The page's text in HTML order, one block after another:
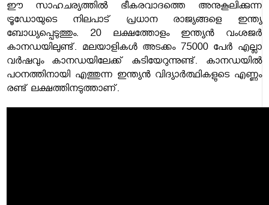
ഈ സാഹചര്യത്തിൽ ഭീകരവാദത്തെ അനുകൂലിക്കുന്ന
ട്രൂഡോയുടെ നിലപാട് പ്രധാന രാജ്യങ്ങളെ ഇന്ത്യ
ബോധ്യപ്പെടുത്തും. 20 ലക്ഷത്തോളം ഇന്ത്യൻ വംശജർ
കാനഡയിലുണ്ട്. മലയാളികൾ അടക്കം 75000 പേർ എല്ലാ
വർഷവും കാനഡയിലേക്ക് കുടിയേറുന്നുണ്ട്. കാനഡയിൽ
പഠനത്തിനായി എത്തുന്ന ഇന്ത്യൻ വിദ്യാർത്ഥികളുടെ എണ്ണം
രണ്ട് ലക്ഷത്തിനടുത്താണ്.